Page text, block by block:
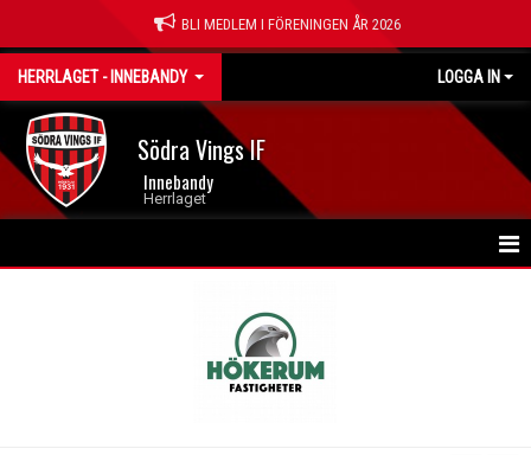
BLI MEDLEM I FÖRENINGEN ÅR 2026
HERRLAGET - INNEBANDY LOGGA IN
Södra Vings IF
Innebandy
Herrlaget